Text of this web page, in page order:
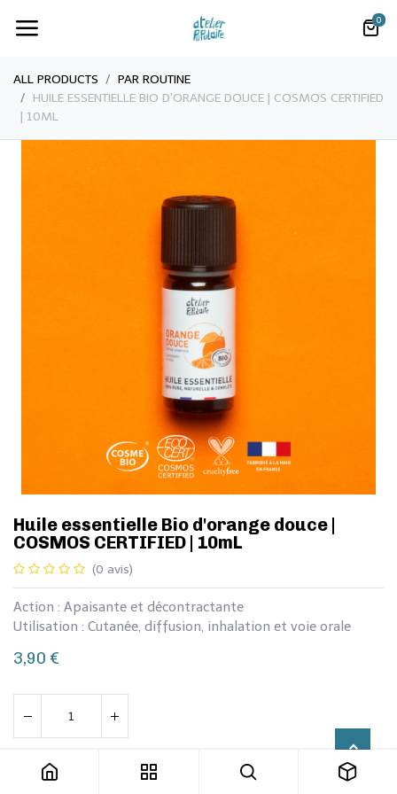
0
ALL PRODUCTS
PAR ROUTINE
HUILE ESSENTIELLE BIO D'ORANGE DOUCE | COSMOS CERTIFIED
| 10ML
Huile essentielle Bio d'orange douce |
COSMOS CERTIFIED | 10mL
(0 avis)
Action : Apaisante et décontractante
Utilisation : Cutanée, diffusion, inhalation et voie orale
3,90 €
Ajouter au panier